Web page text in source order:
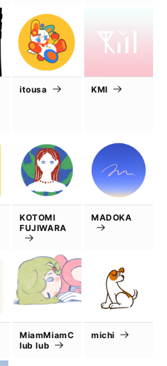
itousa KMI
KOTOMI
FUJIWARA
MADOKA
MiamMiamC
lub lub
michi